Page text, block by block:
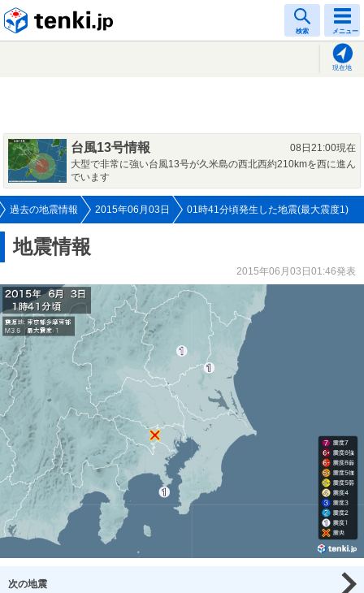
検索 メニュー
現在地
台風13号情報
08日21:00現在
大型で非常に強い台風13号が久米島の西北西約210kmを西に進ん
でいます
過去の地震情報 2015年06月03日 01時41分頃発生した地震(最大震度1)
地震情報
2015年06月03日01:46発表
次の地震